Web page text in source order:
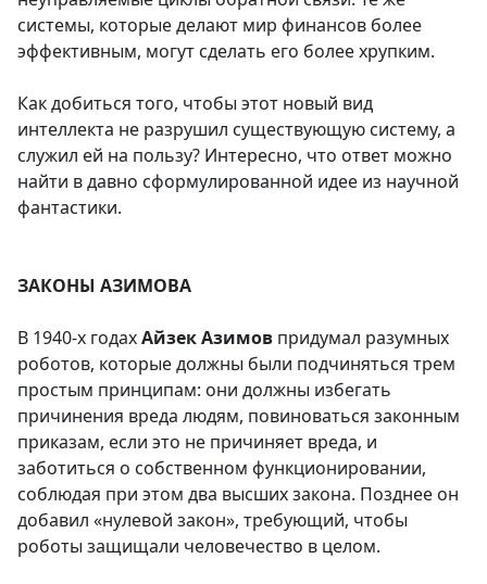
системы, которые делают мир финансов более
эффективным, могут сделать его более хрупким.
Как добиться того, чтобы этот новый вид
интеллекта не разрушил существующую систему, а
служил ей на пользу? Интересно, что ответ можно
найти в давно сформулированной идее из научной
фантастики.
ЗАКОНЫ АЗИМОВА
В 1940-х годахАйзек Азимов придумал разумных
роботов, которые должны были подчиняться трем
простым принципам: они должны избегать
причинения вреда людям, повиноваться законным
приказам, если это не причиняет вреда, и
заботиться о собственном функционировании,
соблюдая при этом два высших закона. Позднее он
добавил «нулевой закон», требующий, чтобы
роботы защищали человечество в целом.